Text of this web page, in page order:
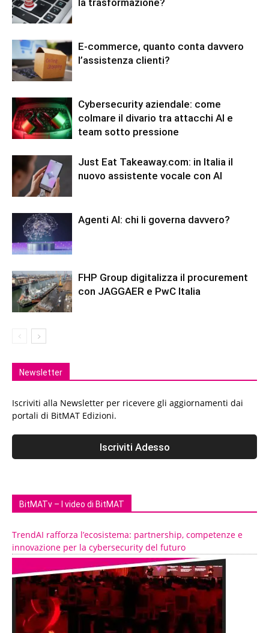
la trasformazione?
E-commerce, quanto conta davvero
l’assistenza clienti?
Cybersecurity aziendale: come
colmare il divario tra attacchi AI e
team sotto pressione
Just Eat Takeaway.com: in Italia il
nuovo assistente vocale con AI
Agenti AI: chi li governa davvero?
FHP Group digitalizza il procurement
con JAGGAER e PwC Italia
Newsletter
Iscriviti alla Newsletter per ricevere gli aggiornamenti dai
portali di BitMAT Edizioni.
BitMATv – I video di BitMAT
TrendAI rafforza l’ecosistema: partnership, competenze e
innovazione per la cybersecurity del futuro